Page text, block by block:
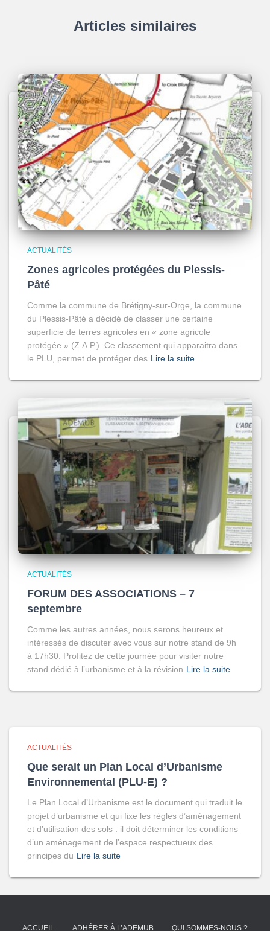
Articles similaires
ACTUALITÉS
Zones agricoles protégées du Plessis-
Pâté
Comme la commune de Brétigny-sur-Orge, la commune
du Plessis-Pâté a décidé de classer une certaine
superficie de terres agricoles en « zone agricole
protégée » (Z.A.P.). Ce classement qui apparaitra dans
le PLU, permet de protéger des Lire la suite
ACTUALITÉS
FORUM DES ASSOCIATIONS – 7
septembre
Comme les autres années, nous serons heureux et
intéressés de discuter avec vous sur notre stand de 9h
à 17h30. Profitez de cette journée pour visiter notre
stand dédié à l’urbanisme et à la révision Lire la suite
ACTUALITÉS
Que serait un Plan Local d’Urbanisme
Environnemental (PLU-E) ?
Le Plan Local d’Urbanisme est le document qui traduit le
projet d’urbanisme et qui fixe les règles d’aménagement
et d’utilisation des sols : il doit déterminer les conditions
d’un aménagement de l’espace respectueux des
principes du Lire la suite
ACCUEIL ADHÉRER À L’ADEMUB QUI SOMMES-NOUS ?